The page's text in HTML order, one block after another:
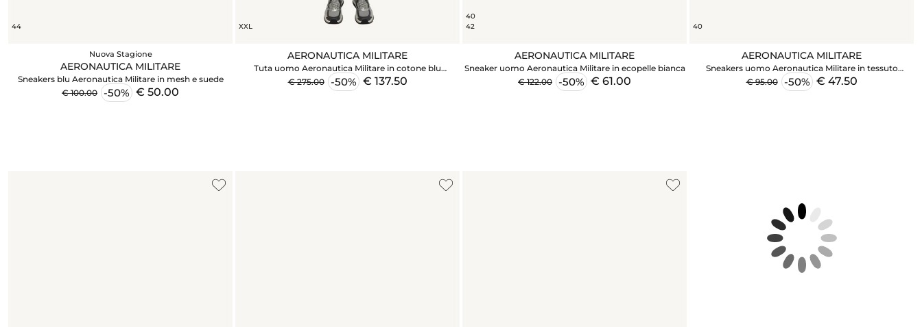
44
Nuova Stagione
AERONAUTICA MILITARE
Sneakers blu Aeronautica Militare in mesh e suede
€ 100.00 -50% € 50.00
XXL
AERONAUTICA MILITARE
Tuta uomo Aeronautica Militare in cotone blu
(felpa+pantalone)
€ 275.00 -50% € 137.50
40
42
AERONAUTICA MILITARE
Sneaker uomo Aeronautica Militare in ecopelle bianca
€ 122.00 -50% € 61.00
40
AERONAUTICA MILITARE
Sneakers uomo Aeronautica Militare in tessuto
tecnico blu con inserti suede
€ 95.00 -50% € 47.50